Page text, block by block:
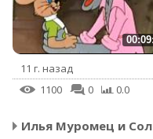
11 г. назад
1100
0 0.0